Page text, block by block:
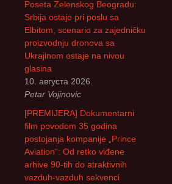
Poseta Zelenskog Beogradu:
Srbija ostaje pri poslu sa
Elbitom, scenario za zajedničku
proizvodnju dronova sa
Ukrajinom ostaje na nivou
glasina
10. августа 2026.
Petar Vojinovic
[PREMIJERA] Dokumentarni
film povodom 35 godina
postojanja kompanije „Prince
Aviation“: Od retko viđene
arhive 90-tih do atraktivnih
vazduh-vazduh sekvenci